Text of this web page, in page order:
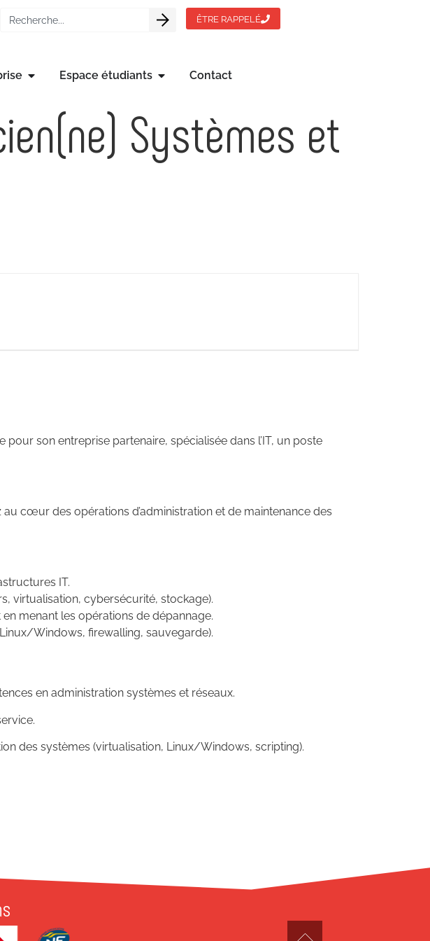
ÊTRE RAPPELÉ
Espace étudiants Contact
Systèmes et
pour son entreprise partenaire, spécialisée dans l’IT, un poste
cœur des opérations d’administration et de maintenance des
IT.
virtualisation, cybersécurité, stockage).
menant les opérations de dépannage.
Windows, firewalling, sauvegarde).
en administration systèmes et réseaux.
des systèmes (virtualisation, Linux/Windows, scripting).